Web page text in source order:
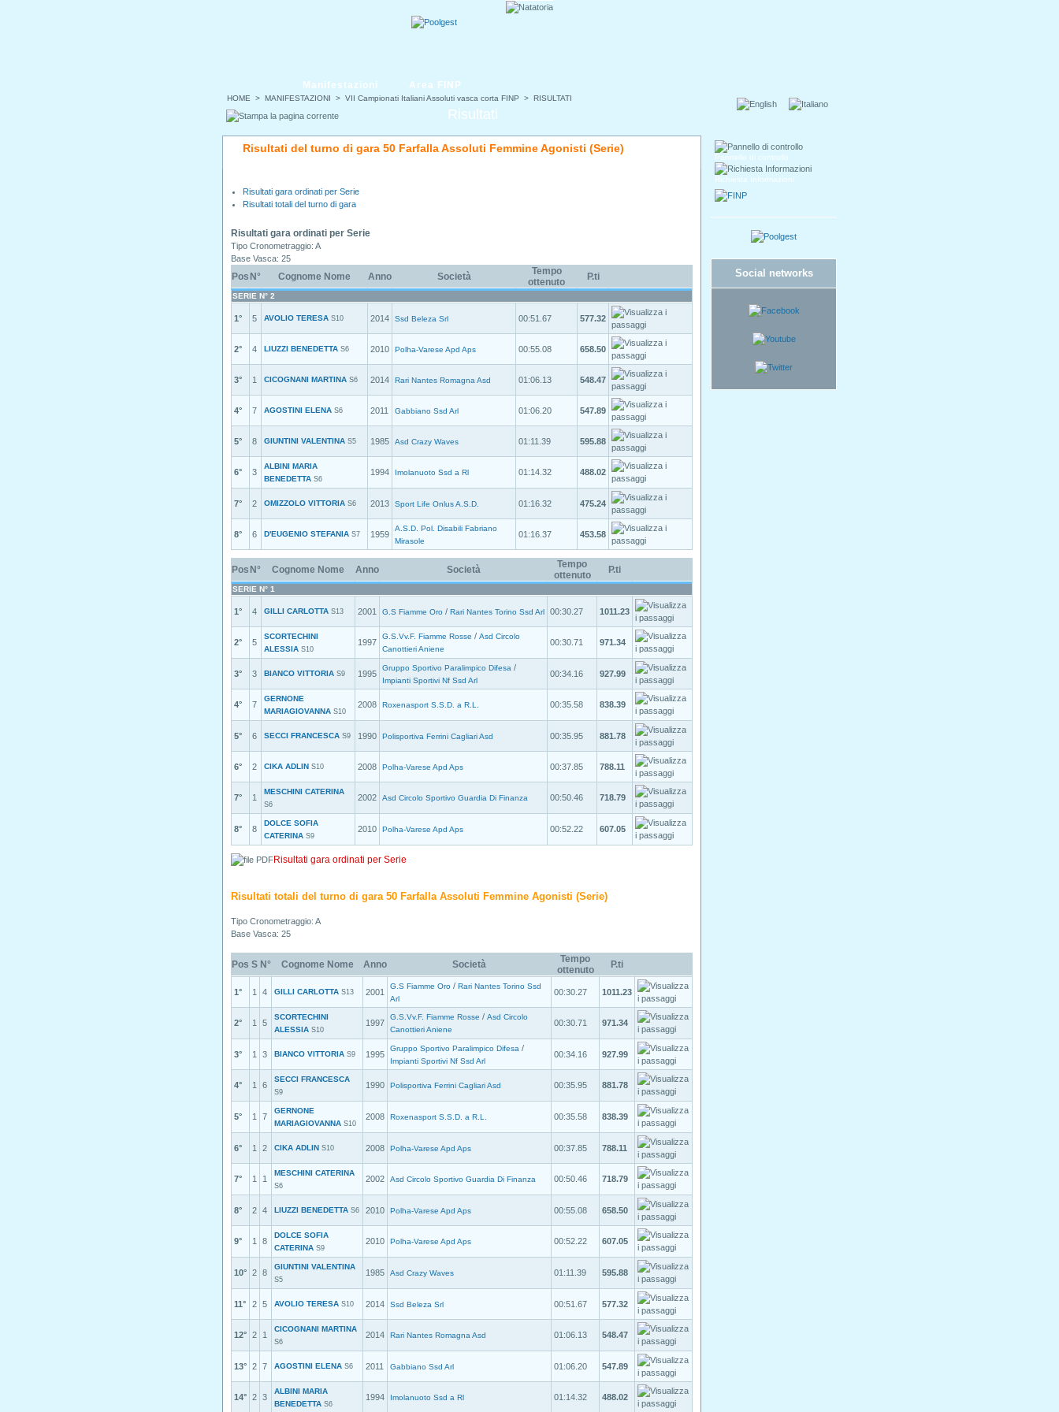
HOME > MANIFESTAZIONI > VII Campionati Italiani Assoluti vasca corta FINP > RISULTATI
Manifestazioni Area FINP
Risultati
Risultati del turno di gara 50 Farfalla Assoluti Femmine Agonisti (Serie)
Risultati gara ordinati per Serie
Risultati totali del turno di gara
Risultati gara ordinati per Serie
Tipo Cronometraggio: A
Base Vasca: 25
Pos N° Cognome Nome Anno Società
Tempo
ottenuto
P.ti
SERIE N° 2
1° 5 AVOLIO TERESA S10 2014 Ssd Beleza Srl 00:51.67 577.32
2° 4 LIUZZI BENEDETTA S6 2010 Polha-Varese Apd Aps 00:55.08 658.50
3° 1 CICOGNANI MARTINA S6 2014 Rari Nantes Romagna Asd 01:06.13 548.47
4° 7 AGOSTINI ELENA S6 2011 Gabbiano Ssd Arl 01:06.20 547.89
5° 8 GIUNTINI VALENTINA S5 1985 Asd Crazy Waves 01:11.39 595.88
6° 3
ALBINI MARIA
BENEDETTA S6
1994 Imolanuoto Ssd a Rl 01:14.32 488.02
7° 2 OMIZZOLO VITTORIA S6 2013 Sport Life Onlus A.S.D. 01:16.32 475.24
8° 6 D'EUGENIO STEFANIA S7 1959
A.S.D. Pol. Disabili Fabriano
Mirasole
01:16.37 453.58
Pos N° Cognome Nome Anno Società
Tempo
ottenuto
P.ti
SERIE N° 1
1° 4 GILLI CARLOTTA S13 2001 G.S Fiamme Oro / Rari Nantes Torino Ssd Arl 00:30.27 1011.23
2° 5
SCORTECHINI
ALESSIA S10
1997
G.S.Vv.F. Fiamme Rosse / Asd Circolo
Canottieri Aniene
00:30.71 971.34
3° 3 BIANCO VITTORIA S9 1995
Gruppo Sportivo Paralimpico Difesa /
Impianti Sportivi Nf Ssd Arl
00:34.16 927.99
4° 7
GERNONE
MARIAGIOVANNA S10
2008 Roxenasport S.S.D. a R.L. 00:35.58 838.39
5° 6 SECCI FRANCESCA S9 1990 Polisportiva Ferrini Cagliari Asd 00:35.95 881.78
6° 2 CIKA ADLIN S10 2008 Polha-Varese Apd Aps 00:37.85 788.11
7° 1
MESCHINI CATERINA
S6
2002 Asd Circolo Sportivo Guardia Di Finanza 00:50.46 718.79
8° 8
DOLCE SOFIA
CATERINA S9
2010 Polha-Varese Apd Aps 00:52.22 607.05
Risultati gara ordinati per Serie
Risultati totali del turno di gara 50 Farfalla Assoluti Femmine Agonisti (Serie)
Tipo Cronometraggio: A
Base Vasca: 25
Pos S N° Cognome Nome Anno Società
Tempo
ottenuto
P.ti
1° 1 4 GILLI CARLOTTA S13 2001
G.S Fiamme Oro / Rari Nantes Torino Ssd
Arl
00:30.27 1011.23
2° 1 5
SCORTECHINI
ALESSIA S10
1997
G.S.Vv.F. Fiamme Rosse / Asd Circolo
Canottieri Aniene
00:30.71 971.34
3° 1 3 BIANCO VITTORIA S9 1995
Gruppo Sportivo Paralimpico Difesa /
Impianti Sportivi Nf Ssd Arl
00:34.16 927.99
4° 1 6
SECCI FRANCESCA
S9
1990 Polisportiva Ferrini Cagliari Asd 00:35.95 881.78
5° 1 7
GERNONE
MARIAGIOVANNA S10
2008 Roxenasport S.S.D. a R.L. 00:35.58 838.39
6° 1 2 CIKA ADLIN S10 2008 Polha-Varese Apd Aps 00:37.85 788.11
7° 1 1
MESCHINI CATERINA
S6
2002 Asd Circolo Sportivo Guardia Di Finanza 00:50.46 718.79
8° 2 4 LIUZZI BENEDETTA S6 2010 Polha-Varese Apd Aps 00:55.08 658.50
9° 1 8
DOLCE SOFIA
CATERINA S9
2010 Polha-Varese Apd Aps 00:52.22 607.05
10° 2 8
GIUNTINI VALENTINA
S5
1985 Asd Crazy Waves 01:11.39 595.88
11° 2 5 AVOLIO TERESA S10 2014 Ssd Beleza Srl 00:51.67 577.32
12° 2 1
CICOGNANI MARTINA
S6
2014 Rari Nantes Romagna Asd 01:06.13 548.47
13° 2 7 AGOSTINI ELENA S6 2011 Gabbiano Ssd Arl 01:06.20 547.89
14° 2 3
ALBINI MARIA
BENEDETTA S6
1994 Imolanuoto Ssd a Rl 01:14.32 488.02
Pannello di controllo
Richiesta Informazioni
Social networks